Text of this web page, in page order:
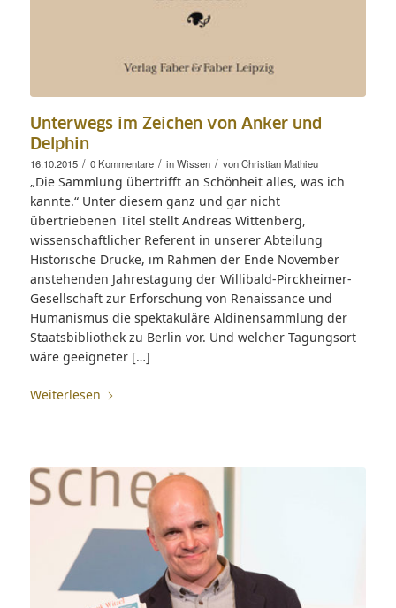
Unterwegs im Zeichen von Anker und
Delphin
16.10.2015 / 0 Kommentare / inWissen / vonChristian Mathieu
„Die Sammlung übertrifft an Schönheit alles, was ich
kannte.“ Unter diesem ganz und gar nicht
übertriebenen Titel stellt Andreas Wittenberg,
wissenschaftlicher Referent in unserer Abteilung
Historische Drucke, im Rahmen der Ende November
anstehenden Jahrestagung der Willibald-Pirckheimer-
Gesellschaft zur Erforschung von Renaissance und
Humanismus die spektakuläre Aldinensammlung der
Staatsbibliothek zu Berlin vor. Und welcher Tagungsort
wäre geeigneter […]
Weiterlesen